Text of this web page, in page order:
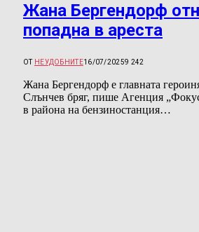
Жана Бергендорф
попадна в ареста
ОТ НЕУДОБНИТЕ16/07/20259 242
Жана Бергендорф е главната
Слънчев бряг, пише Агенция
в района на бензиностанция…